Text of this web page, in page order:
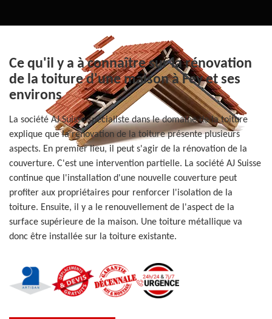
Ce qu'il y a à connaître sur la rénovation
de la toiture d'une maison à Fey et ses
environs
La société AJ Suisse spécialiste dans le domaine de la toiture
explique que la rénovation de la toiture présente plusieurs
aspects. En premier lieu, il peut s'agir de la rénovation de la
couverture. C'est une intervention partielle. La société AJ Suisse
continue que l'installation d'une nouvelle couverture peut
profiter aux propriétaires pour renforcer l'isolation de la
toiture. Ensuite, il y a le renouvellement de l'aspect de la
surface supérieure de la maison. Une toiture métallique va
donc être installée sur la toiture existante.